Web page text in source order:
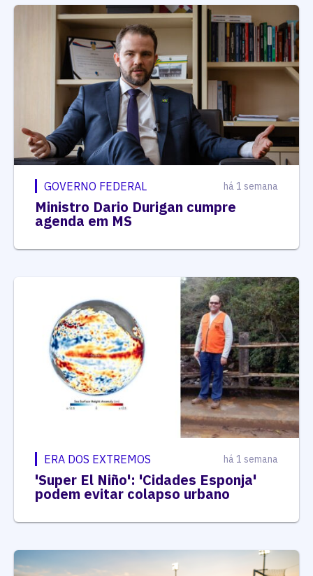
GOVERNO FEDERAL há 1 semana
Ministro Dario Durigan cumpre
agenda em MS
ERA DOS EXTREMOS há 1 semana
'Super El Niño': 'Cidades Esponja'
podem evitar colapso urbano